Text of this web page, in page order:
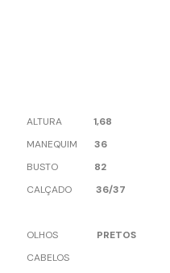
ALTURA 1,68
MANEQUIM
36
BUSTO 82
CALÇADO 36/37
OLHOS
PRETOS
CABELOS